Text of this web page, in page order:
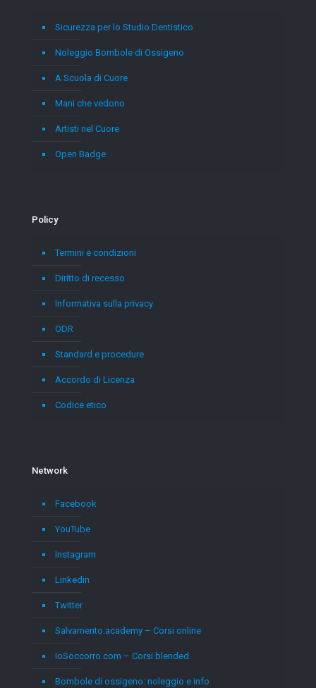
Sicurezza per lo Studio Dentistico
Noleggio Bombole di Ossigeno
A Scuola di Cuore
Mani che vedono
Artisti nel Cuore
Open Badge
Policy
Termini e condizioni
Diritto di recesso
Informativa sulla privacy
ODR
Standard e procedure
Accordo di Licenza
Codice etico
Network
Facebook
YouTube
Instagram
Linkedin
Twitter
Salvamento.academy – Corsi online
IoSoccorro.com – Corsi blended
Bombole di ossigeno: noleggio e info